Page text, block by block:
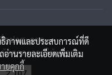
อช่อสะอาด
อตกลงการใช้บริการ
ธิภาพและประสบการณ์ที่ดี
อ่านรายละเอียดเพิ่มเติม
ยคุกกี้